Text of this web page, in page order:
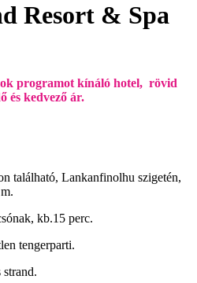
Resort & Spa
programot kínáló hotel, rövid
és kedvező ár.
található, Lankanfinolhu szigetén,
kb.15 perc.
tengerparti.
strand.